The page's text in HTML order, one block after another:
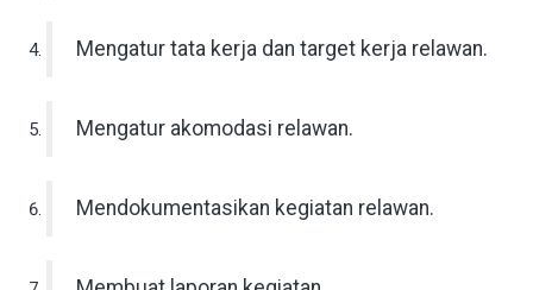
Mengatur tata kerja dan target kerja relawan.
Mengatur akomodasi relawan.
Mendokumentasikan kegiatan relawan.